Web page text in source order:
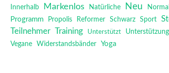
Innerhalb
Markenlos Natürliche Neu
Programm Propolis Reformer Schwarz Sport
Teilnehmer Training Unterstützt Unterstützung
Vegane Widerstandsbänder Yoga